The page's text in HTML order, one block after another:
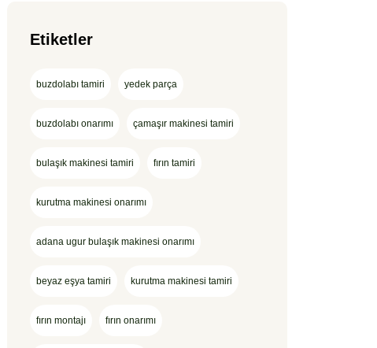
Etiketler
buzdolabı tamiri yedek parça
buzdolabı onarımı çamaşır makinesi tamiri
bulaşık makinesi tamiri fırın tamiri
kurutma makinesi onarımı
adana ugur bulaşık makinesi onarımı
beyaz eşya tamiri kurutma makinesi tamiri
fırın montajı fırın onarımı